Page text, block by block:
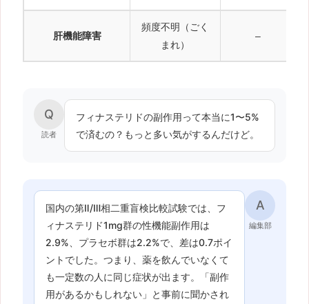
肝機能障害
頻度不明（ごく
まれ）
–
Q
読者
フィナステリドの副作用って本当に1〜5%
で済むの？もっと多い気がするんだけど。
A
編集部
国内の第Ⅱ/Ⅲ相二重盲検比較試験では、フ
ィナステリド1mg群の性機能副作用は
2.9%、プラセボ群は2.2%で、差は0.7ポイ
ントでした。つまり、薬を飲んでいなくて
も一定数の人に同じ症状が出ます。「副作
用があるかもしれない」と事前に聞かされ